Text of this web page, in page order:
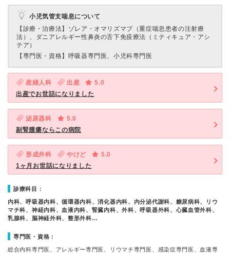
小児気管支喘息について
【診療・治療法】 ゾレア・オマリズマブ（重症喘息患者の注射療
法）、ダニアレルギー性鼻炎の舌下免疫療法（ミティキュア・アシ
テア）
【専門医・資格】 呼吸器専門医、小児科専門医
産婦人科 出産
5.0
出産でお世話になりました
泌尿器科
5.0
副腎腫瘍ならこの病院
形成外科 やけど
5.0
1ヶ月お世話になりました
診療科目：
内科、呼吸器内科、循環器内科、消化器内科、内分泌代謝科、糖尿病科、リウ
マチ科、神経内科、血液内科、腎臓内科、外科、呼吸器外科、心臓血管外科、
乳腺科、脳神経外科、整形外科…
専門医・資格：
総合内科専門医、アレルギー専門医、リウマチ専門医、感染症専門医、血液専